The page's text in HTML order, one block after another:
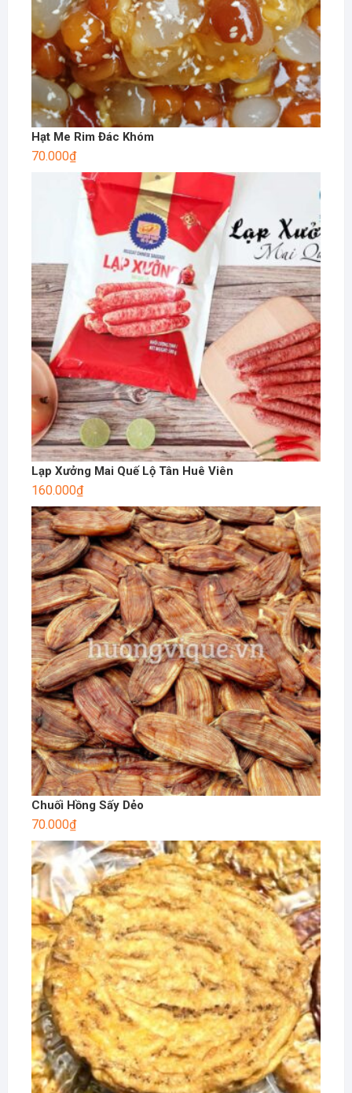
Hạt Me Rim Đác Khóm
70.000₫
Lạp Xưởng Mai Quế Lộ Tân Huê Viên
160.000₫
Chuối Hồng Sấy Dẻo
70.000₫